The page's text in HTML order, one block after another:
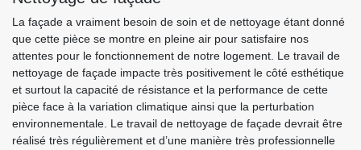
La façade a vraiment besoin de soin et de nettoyage étant donné
que cette pièce se montre en pleine air pour satisfaire nos
attentes pour le fonctionnement de notre logement. Le travail de
nettoyage de façade impacte très positivement le côté esthétique
et surtout la capacité de résistance et la performance de cette
pièce face à la variation climatique ainsi que la perturbation
environnementale. Le travail de nettoyage de façade devrait être
réalisé très régulièrement et d’une manière très professionnelle